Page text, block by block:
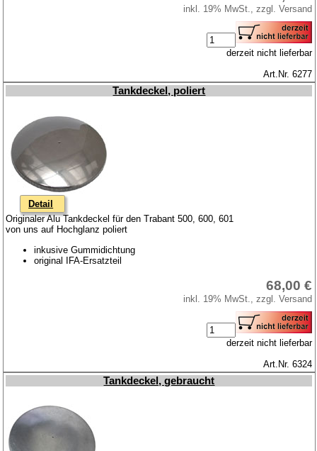
inkl. 19% MwSt., zzgl. Versand
derzeit nicht lieferbar
Art.Nr. 6277
Tankdeckel, poliert
Detail
Originaler Alu Tankdeckel für den Trabant 500, 600, 601
von uns auf Hochglanz poliert
inkusive Gummidichtung
original IFA-Ersatzteil
68,00 €
inkl. 19% MwSt., zzgl. Versand
derzeit nicht lieferbar
Art.Nr. 6324
Tankdeckel, gebraucht